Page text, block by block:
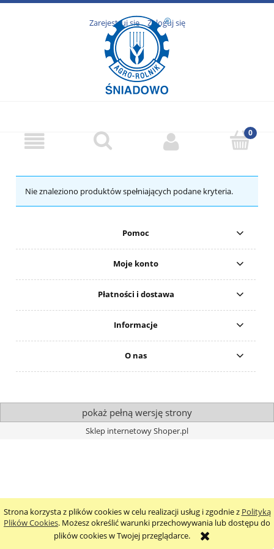
Strona korzysta z plików cookies w celu realizacji usług i zgodnie z Polityką
Plików Cookies. Możesz określić warunki przechowywania lub dostępu do
plików cookies w Twojej przeglądarce.
Zarejestruj się Zaloguj się
Nie znaleziono produktów spełniających podane kryteria.
Pomoc
Moje konto
Płatności i dostawa
Informacje
O nas
pokaż pełną wersję strony
Sklep internetowy Shoper.pl